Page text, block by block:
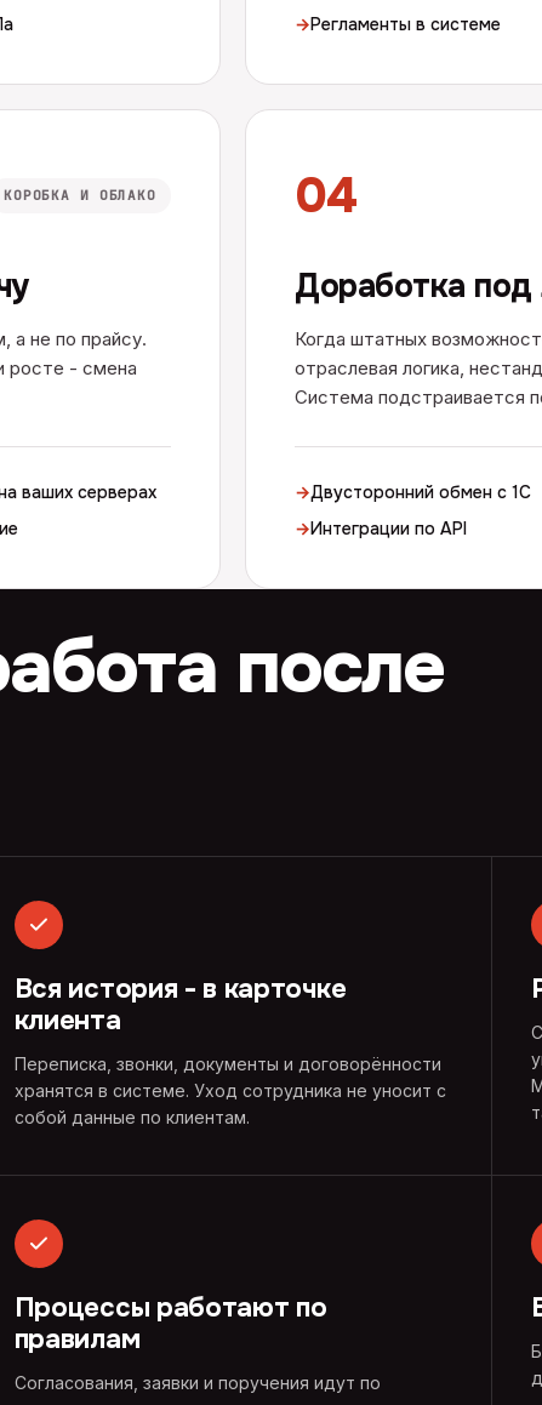
→Регламенты в системе
КОРОБКА И ОБЛАКО
а не по прайсу.
росте - смена
ваших серверах
04
Доработка
Когда штатных
отраслевая логика,
Система подстраивается
→Двусторонний обмен с 1С
→Интеграции по API
после
Вся история - в карточке
клиента
Переписка, звонки, документы и договорённости
хранятся в системе. Уход сотрудника не уносит с
собой данные по клиентам.
Процессы работают по
правилам
Согласования, заявки и поручения идут по